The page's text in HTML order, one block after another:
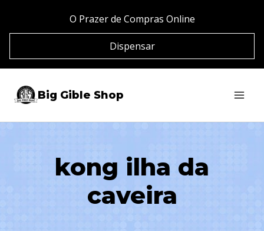
Conteúdo
O Prazer de Compras Online
Dispensar
Big Gible Shop
kong ilha da
caveira